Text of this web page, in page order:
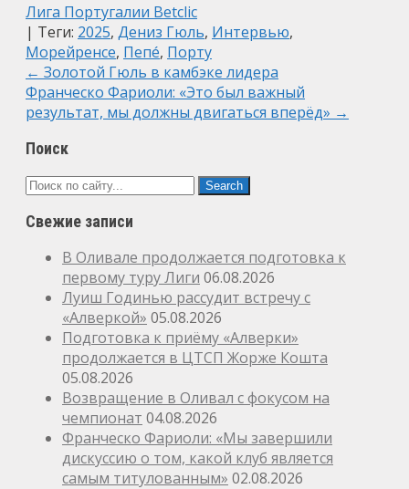
Лига Португалии Betclic
| Теги: 2025, Дениз Гюль, Интервью,
Морейренсе, Пепé, Порту
Post
navigation
← Золотой Гюль в камбэке лидера
Франческо Фариоли: «Это был важный
результат, мы должны двигаться вперёд» →
Поиск
Свежие записи
В Оливале продолжается подготовка к
первому туру Лиги 06.08.2026
Луиш Годинью рассудит встречу с
«Алверкой» 05.08.2026
Подготовка к приёму «Алверки»
продолжается в ЦТСП Жорже Кошта
05.08.2026
Возвращение в Оливал с фокусом на
чемпионат 04.08.2026
Франческо Фариоли: «Мы завершили
дискуссию о том, какой клуб является
самым титулованным» 02.08.2026